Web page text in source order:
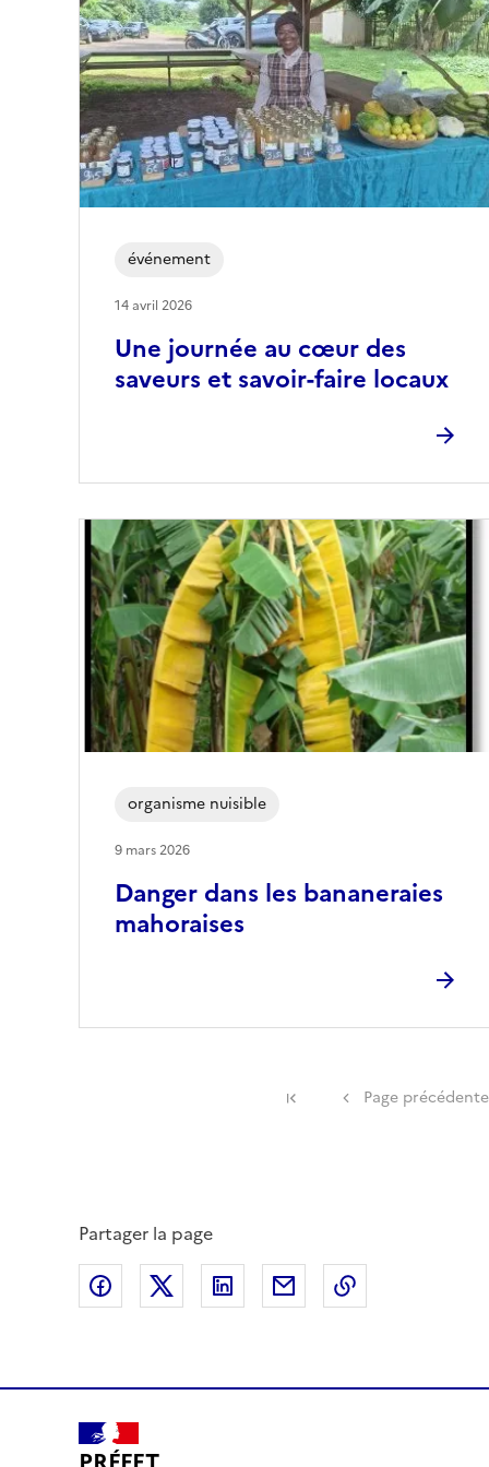
Une journée au cœur des
saveurs et savoir-faire locaux
événement
14 avril 2026
Danger dans les bananeraies
mahoraises
organisme nuisible
9 mars 2026
Première page
Page précédente
Partager la page
Partager sur Facebook
Partager sur X (anciennement
Partager sur LinkedIn
Partager par email